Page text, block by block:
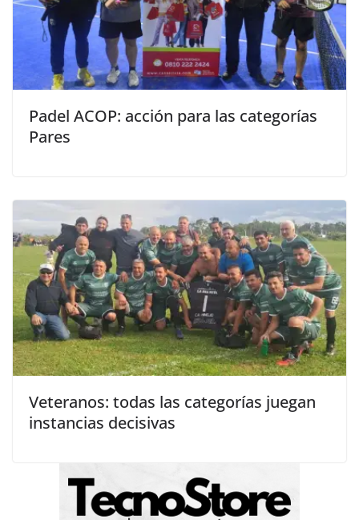
Padel ACOP: acción para las categorías
Pares
Veteranos: todas las categorías juegan
instancias decisivas